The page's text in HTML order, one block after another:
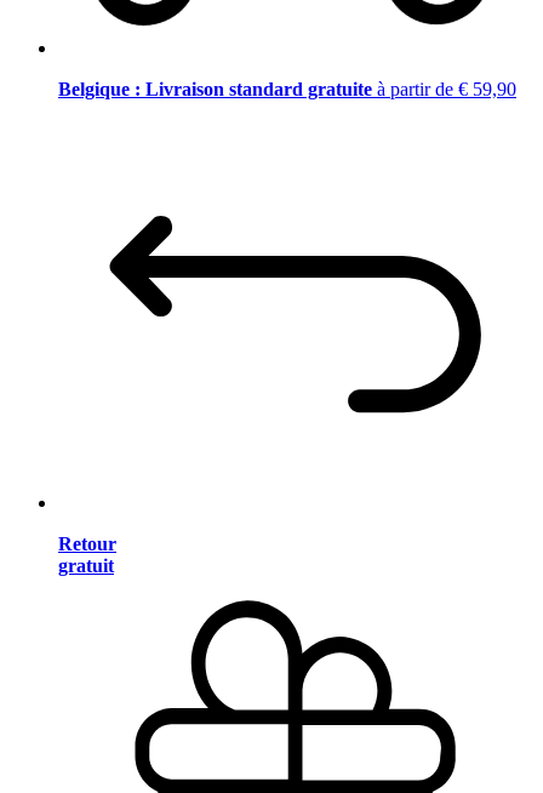
Belgique : Livraison standard gratuite à partir de € 59,90
Retour
gratuit